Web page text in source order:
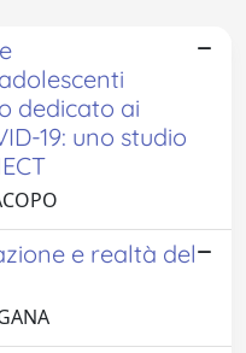
dedicato ai
19: uno studio
e realtà del